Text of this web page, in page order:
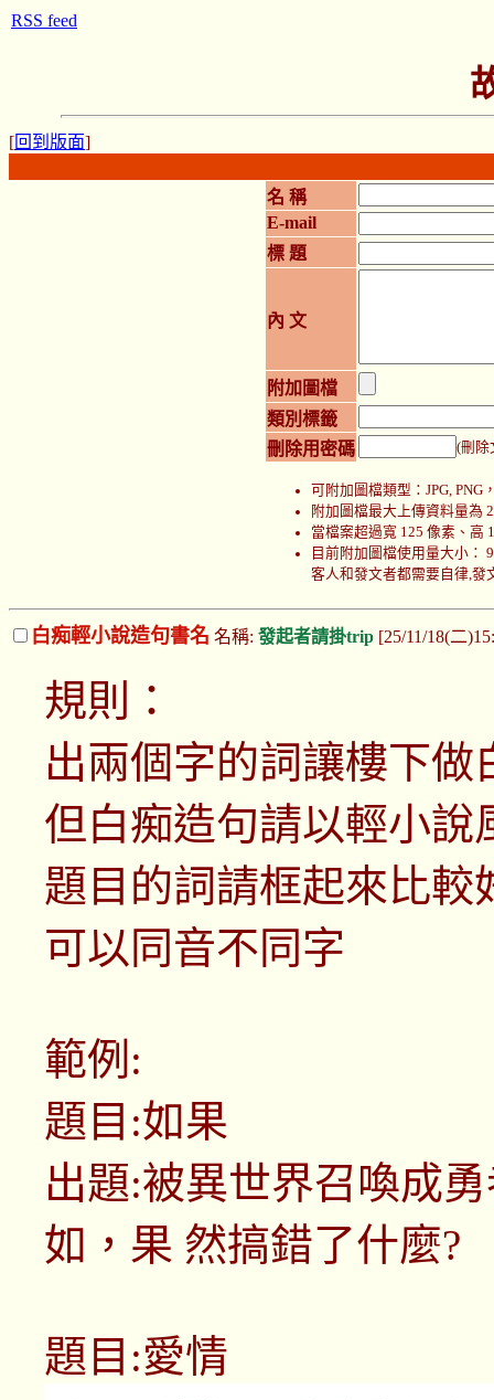
[回到版面]
名 稱
E-mail
標 題
內 文
附加圖檔
類別標籤
刪除用密碼
(刪除
可附加圖檔類型：JPG, PNG
附加圖檔最大上傳資料量為
當檔案超過寬 125 像素、高
目前附加圖檔使用量大小：
客人和發文者都需要自律,發
白痴輕小說造句書名 名稱: 發起者請掛trip [25/11/18(二
規則：
出兩個字的詞讓樓下做
但白痴造句請以輕小說
題目的詞請框起來比較
可以同音不同字
範例:
題目:如果
出題:被異世界召喚成
如，果 然搞錯了什麼?
題目:愛情
RSS feed